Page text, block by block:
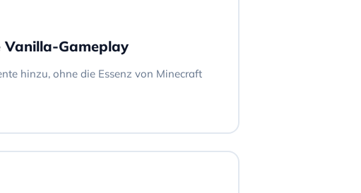
Vanilla-Gameplay
hinzu, ohne die Essenz von Minecraft